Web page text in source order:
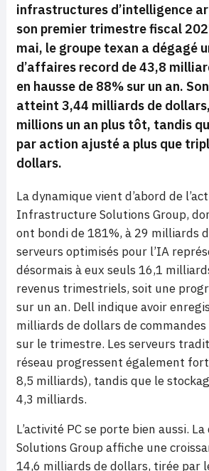
infrastructures d’intelligence
son premier trimestre fiscal
mai, le groupe texan a dégagé
d’affaires record de 43,8
en hausse de 88% sur un an.
atteint 3,44 milliards de
millions un an plus tôt, tandis
par action ajusté a plus que
dollars.
La dynamique vient d’abord de
Infrastructure Solutions Group,
ont bondi de 181%, à 29 milliards
serveurs optimisés pour l’IA
désormais à eux seuls 16,1
revenus trimestriels, soit une
sur un an. Dell indique avoir
milliards de dollars de
sur le trimestre. Les serveurs
réseau progressent également
8,5 milliards), tandis que le
4,3 milliards.
L’activité PC se porte bien aussi.
Solutions Group affiche une
14,6 milliards de dollars, tirée par